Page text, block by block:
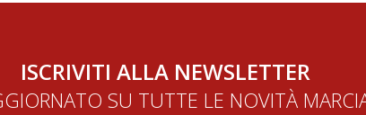
ISCRIVITI ALLA NEWSLETTER
SU TUTTE LE NOVITÀ